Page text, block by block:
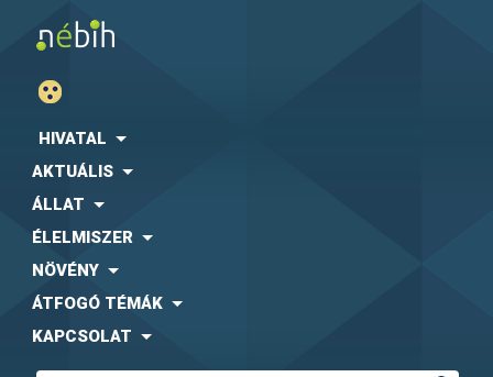
HIVATAL
AKTUÁLIS
ÁLLAT
ÉLELMISZER
NÖVÉNY
ÁTFOGÓ TÉMÁK
KAPCSOLAT